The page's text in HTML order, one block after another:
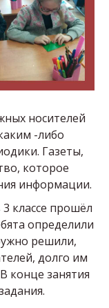
носителей
-либо
Газеты,
которое
информации.
классе прошёл
определили
решили,
долго им
конце занятия